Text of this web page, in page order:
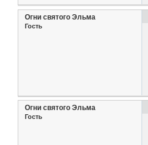
Огни святого Эльма
Гость
Огни святого Эльма
Гость